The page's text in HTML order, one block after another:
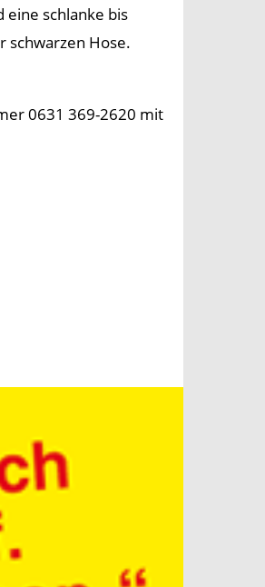
eine schlanke bis
schwarzen Hose.
0631 369-2620 mit